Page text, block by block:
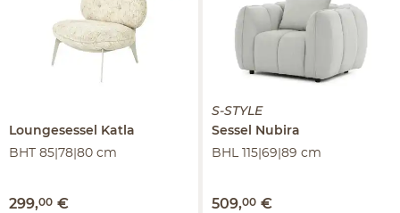
Loungesessel
Katla
BHT 85|78|80 cm
299,00 €
S-STYLE
Sessel
Nubira
BHL 115|69|89 cm
509,00 €